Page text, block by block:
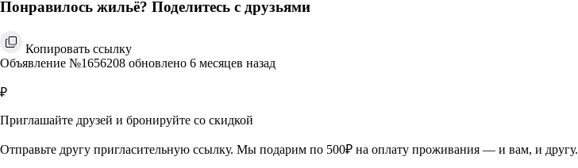
Понравилось жильё? Поделитесь с друзьями
Копировать ссылку
Объявление №1656208 обновлено 6 месяцев назад
₽
Приглашайте друзей и бронируйте со скидкой
Отправьте другу пригласительную ссылку. Мы подарим по 500₽ на оплату проживания — и вам, и другу.